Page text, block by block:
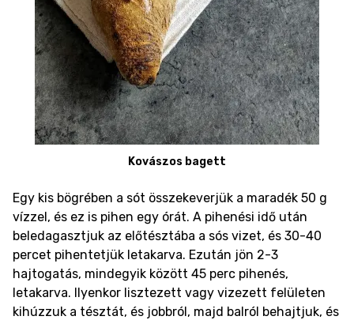
Kovászos bagett
Egy kis bögrében a sót összekeverjük a maradék 50 g
vízzel, és ez is pihen egy órát. A pihenési idő után
beledagasztjuk az előtésztába a sós vizet, és 30-40
percet pihentetjük letakarva. Ezután jön 2-3
hajtogatás, mindegyik között 45 perc pihenés,
letakarva. Ilyenkor lisztezett vagy vizezett felületen
kihúzzuk a tésztát, és jobbról, majd balról behajtjuk, és